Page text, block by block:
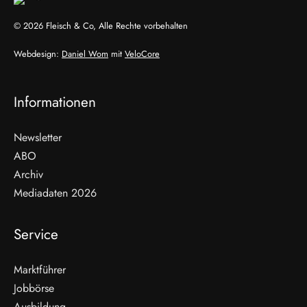
© 2026 Fleisch & Co, Alle Rechte vorbehalten
Webdesign: Daniel Wom mit VeloCore
Informationen
Newsletter
ABO
Archiv
Mediadaten 2026
Service
Marktführer
Jobbörse